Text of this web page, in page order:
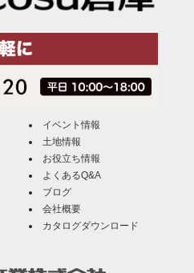
イベント情報
土地情報
お役立ち情報
よくあるQ&A
ブログ
会社概要
カタログダウンロード